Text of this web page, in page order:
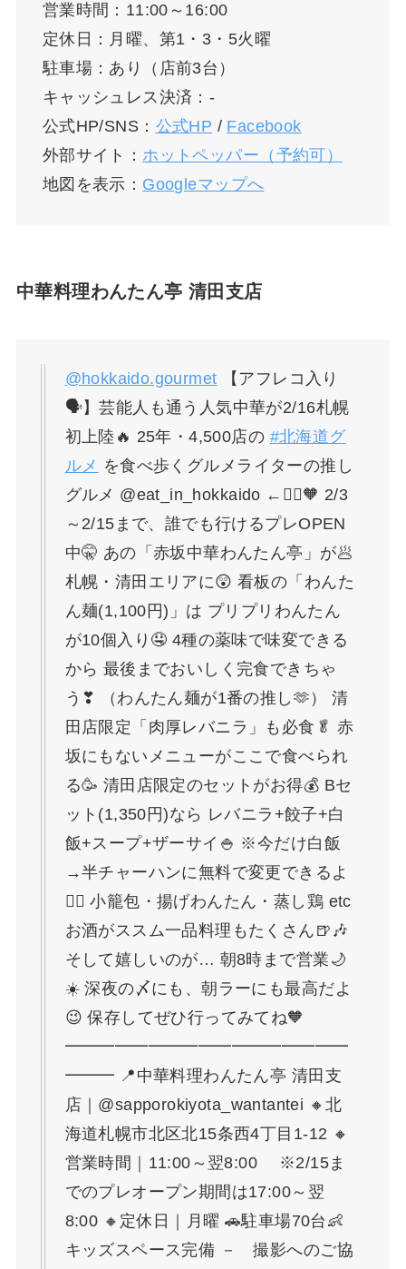
営業時間：11:00～16:00
定休日：月曜、第1・3・5火曜
駐車場：あり（店前3台）
キャッシュレス決済：-
公式HP/SNS： 公式HP / Facebook
外部サイト： ホットペッパー（予約可）
地図を表示： Googleマップへ
中華料理わんたん亭 清田支店
@hokkaido.gourmet 【アフレコ入り
🗣️】芸能人も通う人気中華が2/16札幌
初上陸🔥 25年・4,500店の #北海道グ
ルメ を食べ歩くグルメライターの推し
グルメ @eat_in_hokkaido ←🙋‍♀️🧡 2/3
～2/15まで、誰でも行けるプレOPEN
中🤫 あの「赤坂中華わんたん亭」が🥟
札幌・清田エリアに😲 看板の「わんた
ん麺(1,100円)」は プリプリわんたん
が10個入り🤤 4種の薬味で味変できる
から 最後までおいしく完食できちゃ
う❣ （わんたん麺が1番の推し🫶） 清
田店限定「肉厚レバニラ」も必食🥬 赤
坂にもないメニューがここで食べられ
る🥳 清田店限定のセットがお得💰 Bセ
ット(1,350円)なら レバニラ+餃子+白
飯+スープ+ザーサイ🍚 ※今だけ白飯
→半チャーハンに無料で変更できるよ
💁‍♀️ 小籠包・揚げわんたん・蒸し鶏 etc
お酒がススム一品料理もたくさん🍺🎶
そして嬉しいのが… 朝8時まで営業🌙
☀️ 深夜の〆にも、朝ラーにも最高だよ
😉 保存してぜひ行ってみてね🧡
━━━━━━━━━━━━━━━━━
━━━ 📍中華料理わんたん亭 清田支
店｜@sapporokiyota_wantantei 🔸北
海道札幌市北区北15条西4丁目1-12 🔸
営業時間｜11:00～翌8:00 ※2/15ま
でのプレオープン期間は17:00～翌
8:00 🔸定休日｜月曜 🚗駐車場70台👶
キッズスペース完備 － 撮影へのご協